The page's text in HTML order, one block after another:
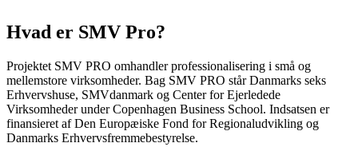
Hvad er SMV Pro?
Projektet SMV PRO omhandler professionalisering i små og
mellemstore virksomheder. Bag SMV PRO står Danmarks seks
Erhvervshuse, SMVdanmark og Center for Ejerledede
Virksomheder under Copenhagen Business School. Indsatsen er
finansieret af Den Europæiske Fond for Regionaludvikling og
Danmarks Erhvervsfremmebestyrelse.